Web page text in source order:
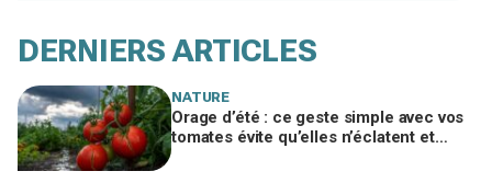
DERNIERS ARTICLES
NATURE
Orage d’été : ce geste simple avec vos
tomates évite qu’elles n’éclatent et